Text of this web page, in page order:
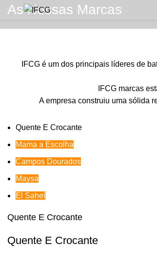
As Nossas Marcas
IFCG é um dos principais líderes de
IFCG marcas
A empresa construiu uma sólida
Quente E Crocante
Mama a Escolha
Campos Dourados
Maysa
El Sahel
Quente E Crocante
Quente E Crocante